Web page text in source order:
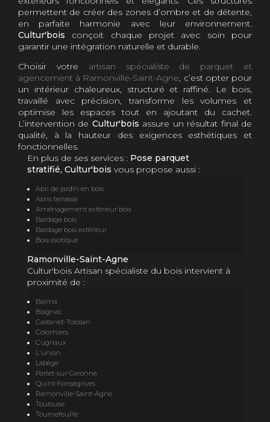
permettent de créer des zones d’ombre et de détente,
en parfaite harmonie avec leur environnement.
Cultur'bois conçoit chaque projet avec soin pour
garantir une intégration naturelle et durable.
Choisir votre artisan spécialiste de parquet et
agencement à Ramonville-Saint-Agne, c’est opter pour
un intérieur chaleureux, structuré et raffiné. Le bois,
travaillé avec précision, transforme les volumes et
optimise les espaces tout en ajoutant du cachet.
L’intervention de Cultur'bois assure un résultat final de
qualité, à la hauteur des exigences esthétiques et
fonctionnelles.
En plus de ses services : Pose parquet
stratifié, Cultur'bois vous propose aussi :
Abri de jardin en bois
Abris terrasse
Aménagement extérieur bois
Bardage bois
Bardage bois extérieur
Bois exotique
Ramonville-Saint-Agne
Cultur'bois Artisan spécialiste du bois intervient à
proximité de :
Balma
Blagnac
Castanet-Tolosan
Colomiers
Cugnaux
L'union
Labège
Portet-sur-Garonne
Quint-Fonsegrives
Ramonville-Saint-Agne
Toulouse
Tournefeuille